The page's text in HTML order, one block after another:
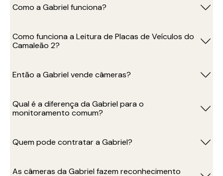
Como a Gabriel funciona?
Como funciona a Leitura de Placas de Veículos do
Camaleão 2?
Então a Gabriel vende câmeras?
Qual é a diferença da Gabriel para o
monitoramento comum?
Quem pode contratar a Gabriel?
As câmeras da Gabriel fazem reconhecimento